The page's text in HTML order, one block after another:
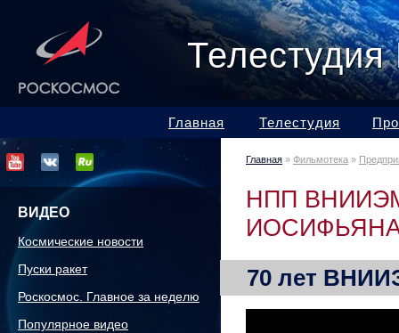
Главная Телестудия
ВИДЕО
Космические новости
Пуски ракет
Роскосмос. Главное за неделю
Популярное видео
Главная » Фильмотека »
НПП
70 лет